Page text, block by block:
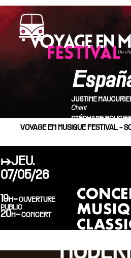
VOYAGE EN MUSIQUE FESTIVAL -
↦JEU.
07/05/26
19h- ouverture
public
20h- concert